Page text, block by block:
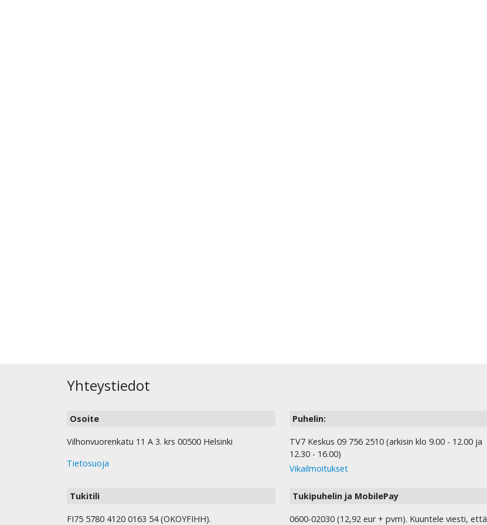
Yhteystiedot
Osoite
Vilhonvuorenkatu 11 A 3. krs 00500 Helsinki
Tietosuoja
Puhelin:
TV7 Keskus 09 756 2510 (arkisin klo 9.00 - 12.00 ja
12.30 - 16.00)
Vikailmoitukset
Tukitili
FI75 5780 4120 0163 54 (OKOYFIHH).
Tukipuhelin ja MobilePay
0600-02030 (12,92 eur + pvm). Kuuntele viesti, että